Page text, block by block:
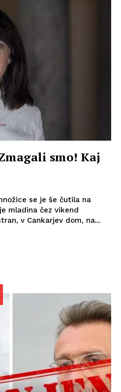
smo! Kaj
se je še čutila na
mladina čez vikend
v Cankarjev dom, na...